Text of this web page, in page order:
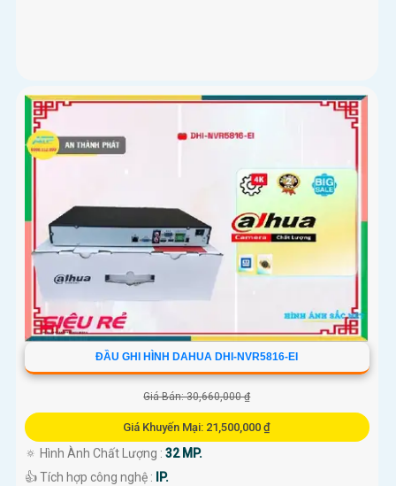
ĐẦU GHI HÌNH DAHUA DHI-NVR5816-EI
Giá Bán: 30,660,000 ₫
Giá Khuyến Mại: 21,500,000 ₫
🔅 Hình Ành Chất Lượng : 32 MP.
👍 Tích hợp công nghệ :
IP.